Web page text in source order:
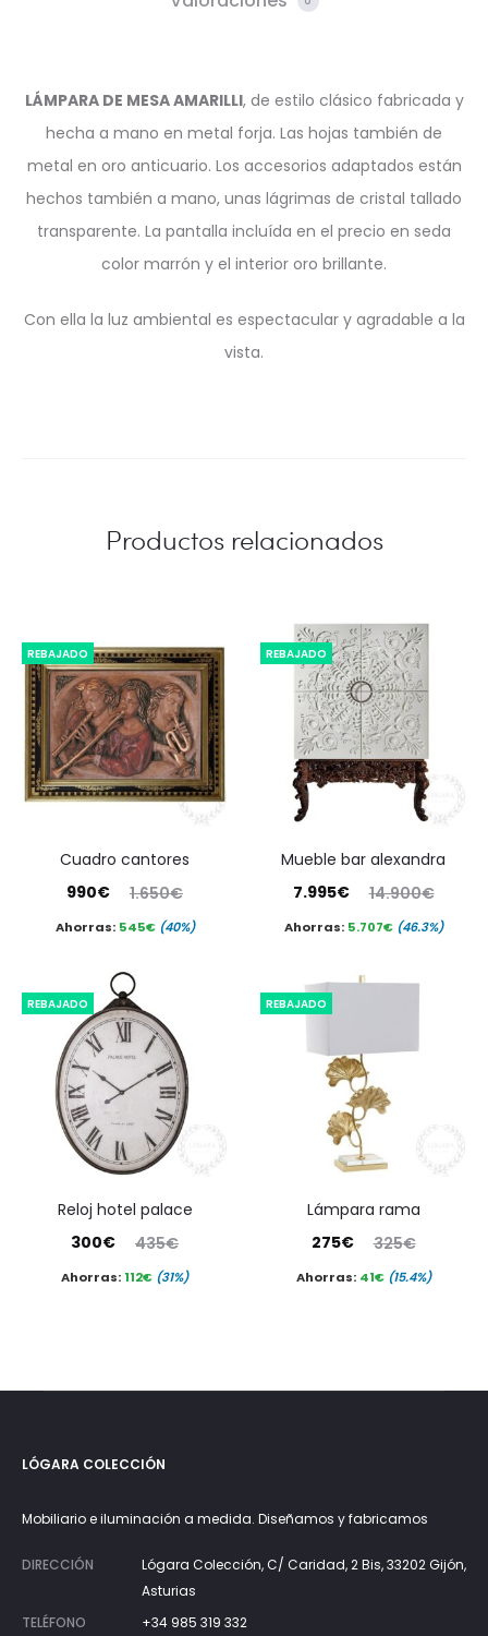
LÁMPARA DE MESA AMARILLI, de estilo clásico fabricada y
hecha a mano en metal forja. Las hojas también de
metal en oro anticuario. Los accesorios adaptados están
hechos también a mano, unas lágrimas de cristal tallado
transparente. La pantalla incluída en el precio en seda
color marrón y el interior oro brillante.
Con ella la luz ambiental es espectacular y agradable a la
vista.
Productos relacionados
REBAJADO
cuadro cantores
1.650€
El
precio
era:
1.650€.
990€
precio
es:
990€.
Ahorras: 545€ (40%)
REBAJADO
mueble bar alexandra
14.900€
El
precio
era:
14.900€.
7.995€
precio
es:
7.995€.
Ahorras: 5.707€ (46.3%)
REBAJADO
reloj hotel palace
435€
El
precio
300€
precioAhorras:112€ (31%)
REBAJADO
lámpara rama
325€
El
precio
275€
precioAhorras: 41€ (15.4%)
LÓGARA COLECCIÓN
Mobiliario e iluminación a medida. Diseñamos y fabricamos
DIRECCIÓN
Lógara Colección, C/ Caridad, 2 Bis, 33202 Gijón,
Asturias
TELÉFONO
+34 985 319 332